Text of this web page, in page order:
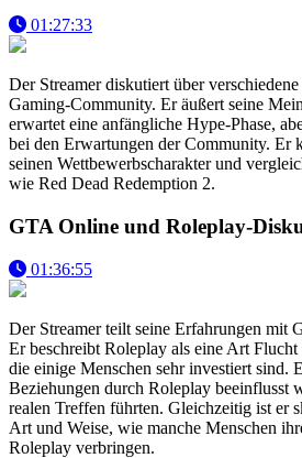
01:27:33
Der Streamer diskutiert über
Gaming-Community. Er äußert seine
erwartet eine anfängliche Hype-Phase,
bei den Erwartungen der Community. Er
seinen Wettbewerbscharakter und
wie Red Dead Redemption 2.
GTA Online und Roleplay-
01:36:55
Der Streamer teilt seine Erfahrungen mit
Er beschreibt Roleplay als eine Art
die einige Menschen sehr investiert sind.
Beziehungen durch Roleplay beeinflusst
realen Treffen führten. Gleichzeitig ist er
Art und Weise, wie manche Menschen
Roleplay verbringen.